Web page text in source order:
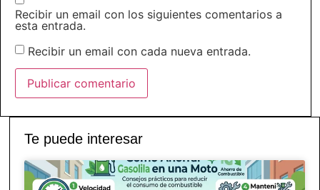
Recibir un email con los siguientes comentarios a
esta entrada.
Recibir un email con cada nueva entrada.
Te puede interesar